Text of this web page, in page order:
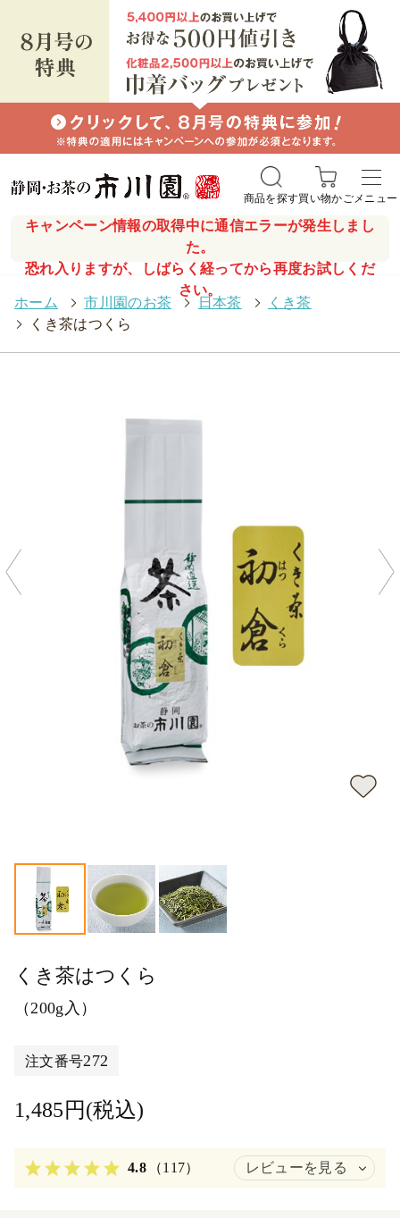
キャンペーン情報の取得中に通信エラーが発生しまし
た。
恐れ入りますが、しばらく経ってから再度お試しくだ
さい。
商品を探す買い物かごメニュー
ホーム > 市川園のお茶 > 日本茶 >
くき茶
>
くき茶はつくら
くき茶はつくら
（200g入）
注文番号272
1,485円(税込)
4.8 （117） レビューを見る